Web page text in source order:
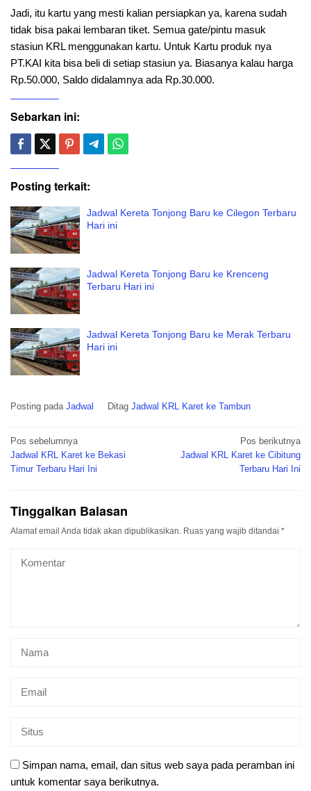
Jadi, itu kartu yang mesti kalian persiapkan ya, karena sudah
tidak bisa pakai lembaran tiket. Semua gate/pintu masuk
stasiun KRL menggunakan kartu. Untuk Kartu produk nya
PT.KAI kita bisa beli di setiap stasiun ya. Biasanya kalau harga
Rp.50.000, Saldo didalamnya ada Rp.30.000.
Sebarkan ini:
Posting terkait:
Jadwal Kereta Tonjong Baru ke Cilegon Terbaru
Hari ini
Jadwal Kereta Tonjong Baru ke Krenceng
Terbaru Hari ini
Jadwal Kereta Tonjong Baru ke Merak Terbaru
Hari ini
Posting pada Jadwal Ditag Jadwal KRL Karet ke Tambun
Navigasi
pos
Pos sebelumnya
Jadwal KRL Karet ke Bekasi
Timur Terbaru Hari Ini
Pos berikutnya
Jadwal KRL Karet ke Cibitung
Terbaru Hari Ini
Tinggalkan Balasan
Alamat email Anda tidak akan dipublikasikan. Ruas yang wajib ditandai *
Simpan nama, email, dan situs web saya pada peramban ini
untuk komentar saya berikutnya.